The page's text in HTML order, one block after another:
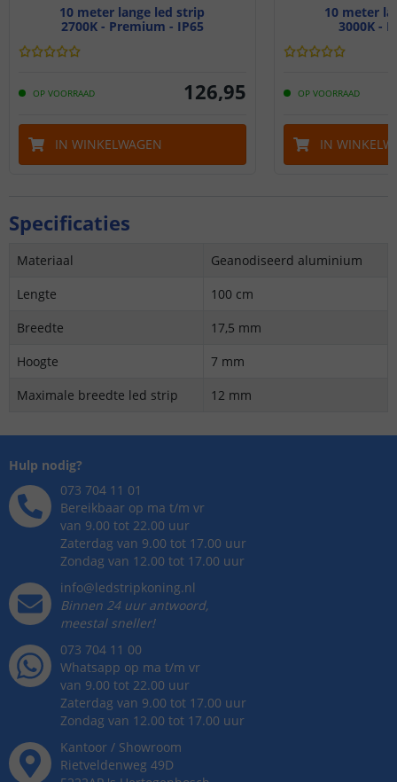
10 meter lange led strip
2700K - Premium - IP65
OP VOORRAAD 126,95
IN WINKELWAGEN
10 meter
3000K -
OP VOORRAAD
IN
Specificaties
Materiaal
Geanodiseerd aluminium
Lengte
100 cm
Breedte
17,5 mm
Hoogte
7 mm
Maximale breedte led strip
12 mm
Hulp nodig?
073 704 11 01
Bereikbaar op ma t/m vr
van 9.00 tot 22.00 uur
Zaterdag van 9.00 tot 17.00 uur
Zondag van 12.00 tot 17.00 uur
info@ledstripkoning.nl
Binnen 24 uur antwoord,
meestal sneller!
073 704 11 00
Whatsapp op ma t/m vr
van 9.00 tot 22.00 uur
Zaterdag van 9.00 tot 17.00 uur
Zondag van 12.00 tot 17.00 uur
Kantoor / Showroom
Rietveldenweg 49D